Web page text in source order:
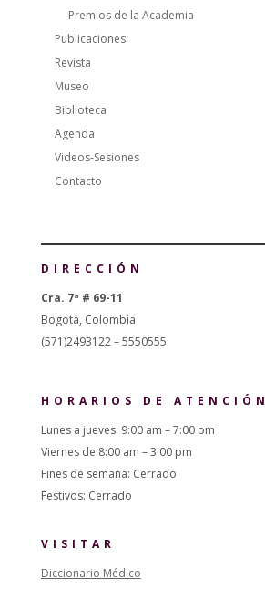
Premios de la Academia
Publicaciones
Revista
Museo
Biblioteca
Agenda
Videos-Sesiones
Contacto
DIRECCIÓN
Cra. 7ª # 69-11
Bogotá, Colombia
(571)2493122 – 5550555
HORARIOS DE ATENCIÓN
Lunes a jueves: 9:00 am – 7:00 pm
Viernes de 8:00 am – 3:00 pm
Fines de semana: Cerrado
Festivos: Cerrado
VISITAR
Diccionario Médico